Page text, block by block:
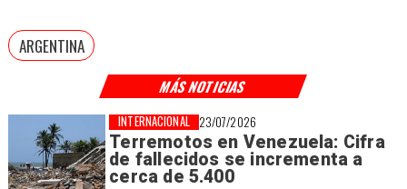
MÁS NOTICIAS
23/07/2026
Terremotos en Venezuela: Cifra
de fallecidos se incrementa a
cerca de 5.400
INTERNACIONAL
ARGENTINA